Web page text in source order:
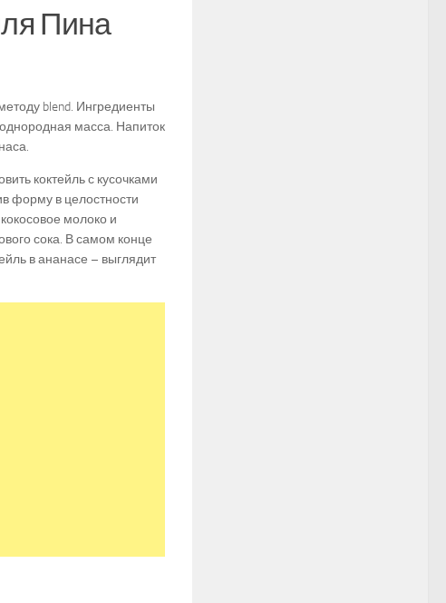
Пина
blend. Ингредиенты
масса. Напиток
коктейль с кусочками
форму в целостности
молоко и
сока. В самом конце
в ананасе – выглядит